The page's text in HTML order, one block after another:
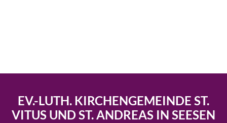
EV.-LUTH. KIRCHENGEMEINDE ST.
VITUS UND ST. ANDREAS IN SEESEN